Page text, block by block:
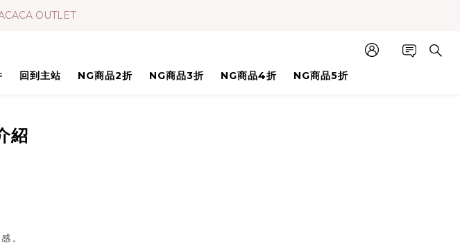
OUTLET
回到主站 NG商品2折 NG商品3折 NG商品4折 NG商品5折
紹
。